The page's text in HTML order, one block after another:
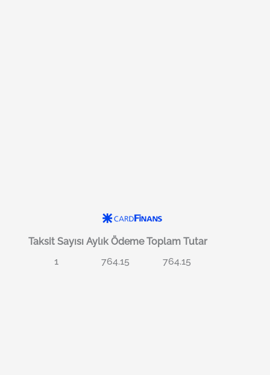
Taksit Sayısı Aylık Ödeme Toplam Tutar
1
764.15 764.15